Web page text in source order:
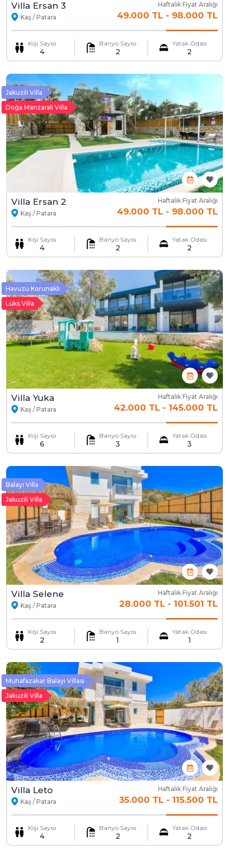
Villa Ersan 3
Kaş / Patara
Haftalık Fiyat Aralığı
49.000 TL - 98.000 TL
Kişi Sayısı
4
Banyo Sayısı
2
Yatak Odası
2
Jakuzili Villa
Doğa Manzaralı Villa
Villa Ersan 2
Kaş / Patara
Haftalık Fiyat Aralığı
49.000 TL - 98.000 TL
Kişi Sayısı
4
Banyo Sayısı
2
Yatak Odası
2
Havuzu Korunaklı
Lüks Villa
Villa Yuka
Kaş / Patara
Haftalık Fiyat Aralığı
42.000 TL - 145.000 TL
Kişi Sayısı
6
Banyo Sayısı
3
Yatak Odası
3
Balayı Villa
Jakuzili Villa
Villa Selene
Kaş / Patara
Haftalık Fiyat Aralığı
28.000 TL - 101.501 TL
Kişi Sayısı
2
Banyo Sayısı
1
Yatak Odası
1
Muhafazakar Balayı Villası
Jakuzili Villa
Villa Leto
Kaş / Patara
Haftalık Fiyat Aralığı
35.000 TL - 115.500 TL
Kişi Sayısı
4
Banyo Sayısı
2
Yatak Odası
2